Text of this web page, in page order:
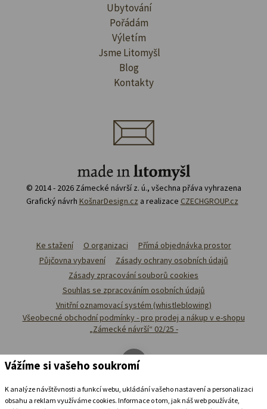
Ubytování
Pořádám
Výletím
Jsme Litomyšl
Blog
Kontakty
© 2014 - 2026 Zámecké návrší z. ú., všechna přáva vyhrazena
Grafický návrh KošnarDesign.cz a realizace CZECHGROUP.cz
Ke stažení O organizaci
Přímá objednávka prostor
Půjčovna vybavení
Zásady ochrany osobních údajů
Zásady zpracování souborů cookies
Souhlas se zpracováním osobních údajů
Vnitřní oznamovací systém (whistleblowing)
Všeobecné obchodní podmínky - pro prodej a nákup v e-shopu
„Zámecké návrší“ 02/25 -
Vážíme si vašeho soukromí
K analýze návštěvnosti a funkcí webu, ukládání vašeho nastavení a personalizaci
obsahu a reklam využíváme cookies. Informace o tom, jak náš web používáte,